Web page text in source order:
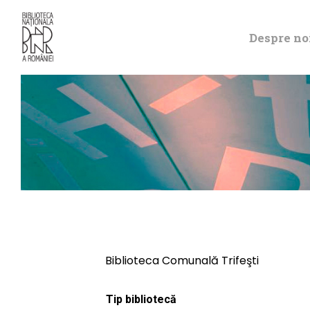
Despre
Biblioteca Comunală Trifeşti
Tip bibliotecă